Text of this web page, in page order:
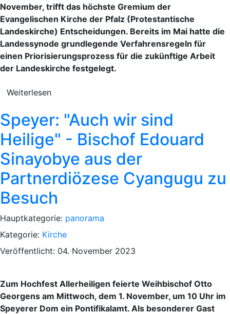
November, trifft das höchste Gremium der
Evangelischen Kirche der Pfalz (Protestantische
Landeskirche) Entscheidungen. Bereits im Mai hatte die
Landessynode grundlegende Verfahrensregeln für
einen Priorisierungsprozess für die zukünftige Arbeit
der Landeskirche festgelegt.
Weiterlesen
Speyer: "Auch wir sind
Heilige" - Bischof Edouard
Sinayobye aus der
Partnerdiözese Cyangugu zu
Besuch
Hauptkategorie: panorama
Kategorie: Kirche
Veröffentlicht: 04. November 2023
Zum Hochfest Allerheiligen feierte Weihbischof Otto
Georgens am Mittwoch, dem 1. November, um 10 Uhr im
Speyerer Dom ein Pontifikalamt. Als besonderer Gast